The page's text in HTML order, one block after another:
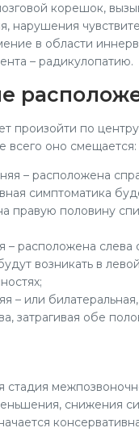
корешок,
нарушения
в области
– радикулопатию.
произойти по
всего оно смещается:
– расположена
симптоматика
правую половину
– расположена слева
возникать в
– или
затрагивая обе
стадия
снижения